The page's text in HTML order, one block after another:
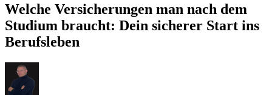
Welche Versicherungen man nach dem
Studium braucht: Dein sicherer Start ins
Berufsleben